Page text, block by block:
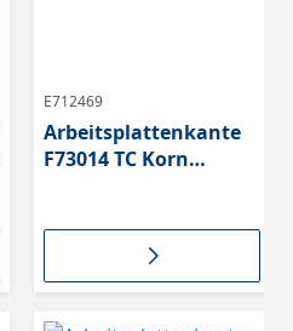
E712469
Arbeitsplattenkante
F73014 TC Korn